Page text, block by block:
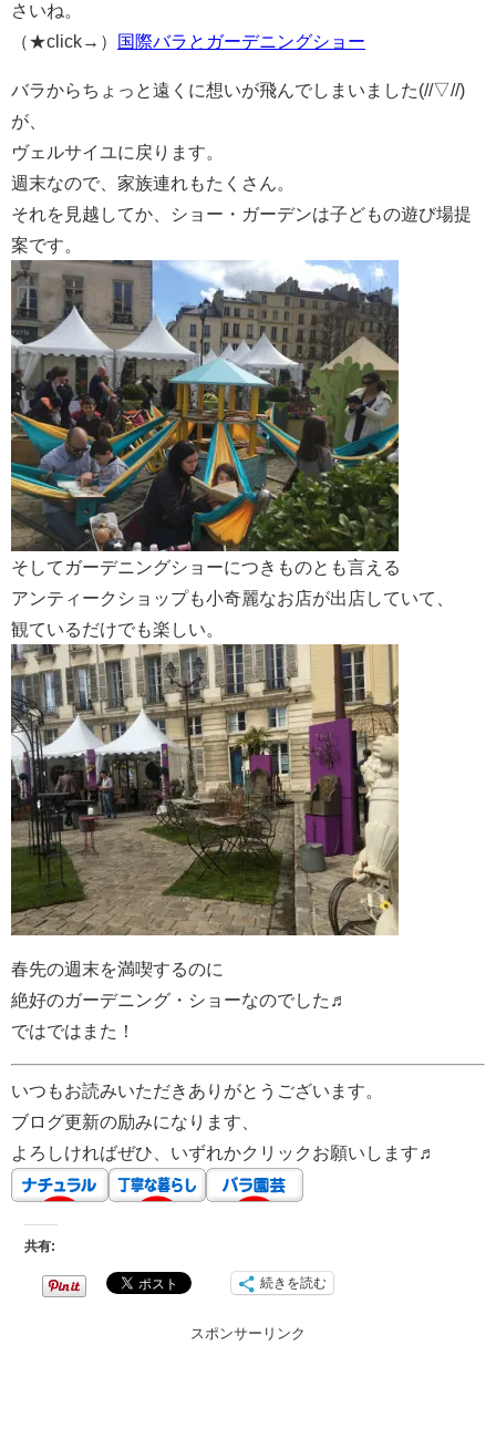
さいね。
（★click→）
国際バラとガーデニングショー
バラからちょっと遠くに想いが飛んでしまいました(//▽//)
が、
ヴェルサイユに戻ります。
週末なので、家族連れもたくさん。
それを見越してか、ショー・ガーデンは子どもの遊び場提
案です。
そしてガーデニングショーにつきものとも言える
アンティークショップも小奇麗なお店が出店していて、
観ているだけでも楽しい。
春先の週末を満喫するのに
絶好のガーデニング・ショーなのでした♬
ではではまた！
いつもお読みいただきありがとうございます。
ブログ更新の励みになります、
よろしければぜひ、いずれかクリックお願いします♬
共有:
続きを読む
スポンサーリンク